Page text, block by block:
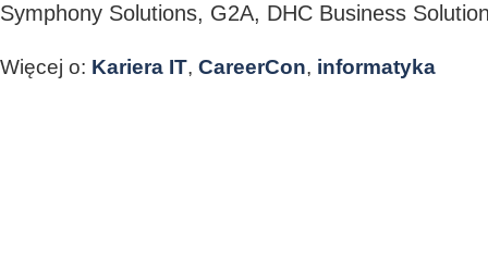
Symphony Solutions, G2A, DHC Business
Więcej o: Kariera IT, CareerCon, informatyka